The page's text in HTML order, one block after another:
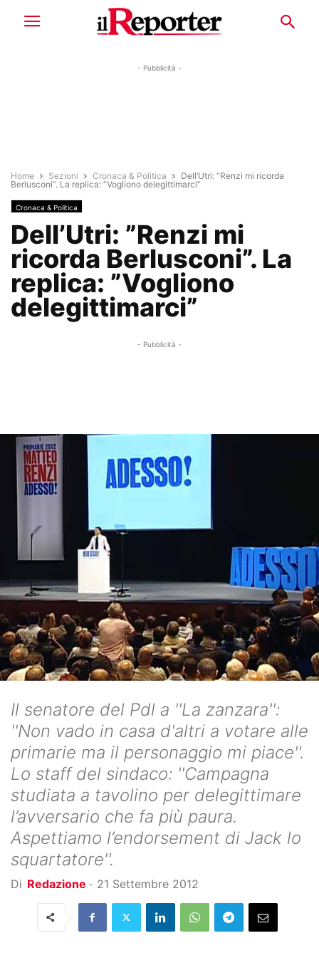
- Pubblicità -
Home Sezioni Cronaca & Politica
Dell’Utri: ”Renzi mi ricorda
Berlusconi”. La replica: ”Vogliono delegittimarci”
Cronaca & Politica
Dell’Utri: ”Renzi mi
ricorda Berlusconi”. La
replica: ”Vogliono
delegittimarci”
- Pubblicità -
Il senatore del Pdl a ''La zanzara'':
''Non vado in casa d'altri a votare alle
primarie ma il personaggio mi piace''.
Lo staff del sindaco: ''Campagna
studiata a tavolino per delegittimare
l’avversario che fa più paura.
Aspettiamo l’endorsement di Jack lo
squartatore''.
Di Redazione - 21 Settembre 2012